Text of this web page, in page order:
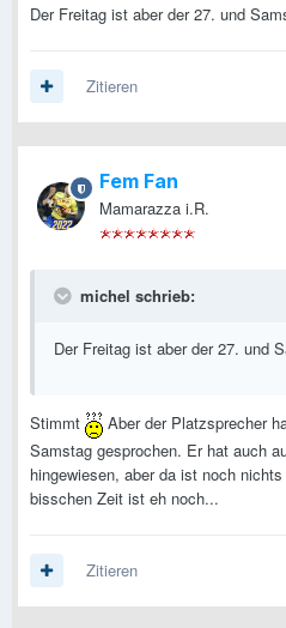
Der Freitag ist aber der 27. und
Zitieren
Fem Fan
Mamarazza i.R.
michel schrieb:
Der Freitag ist aber der 27. und
Stimmt
Aber der Platzsprecher
Samstag gesprochen. Er hat auch
hingewiesen, aber da ist noch
bisschen Zeit ist eh noch...
Zitieren